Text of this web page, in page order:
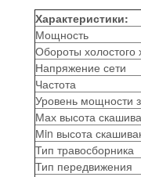
Характеристики:
Мощность
Обороты холостого
Напряжение сети
Частота
Уровень мощности
Мах высота
Мin высота
Тип травосборника
Тип передвижения